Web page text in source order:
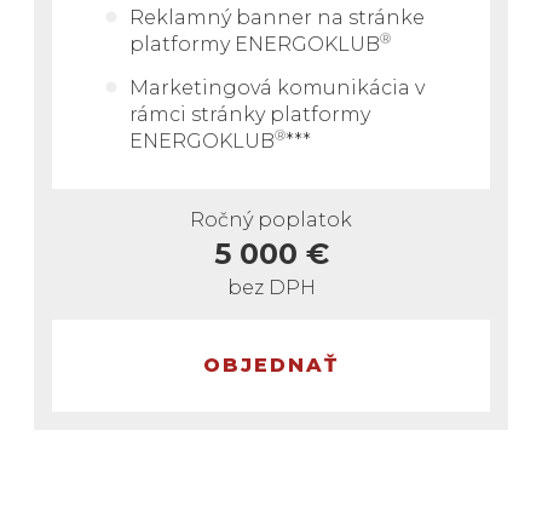
Reklamný banner na stránke
platformy ENERGOKLUB®
Marketingová komunikácia v
rámci stránky platformy
ENERGOKLUB®***
Ročný poplatok
5 000 €
bez DPH
OBJEDNAŤ